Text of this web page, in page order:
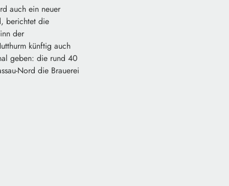
auch ein neuer
berichtet die
der
künftig auch
geben: die rund 40
Nord die Brauerei